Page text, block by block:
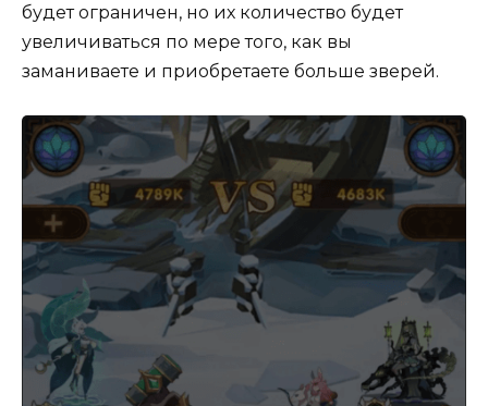
будет ограничен, но их количество будет
увеличиваться по мере того, как вы
заманиваете и приобретаете больше зверей.